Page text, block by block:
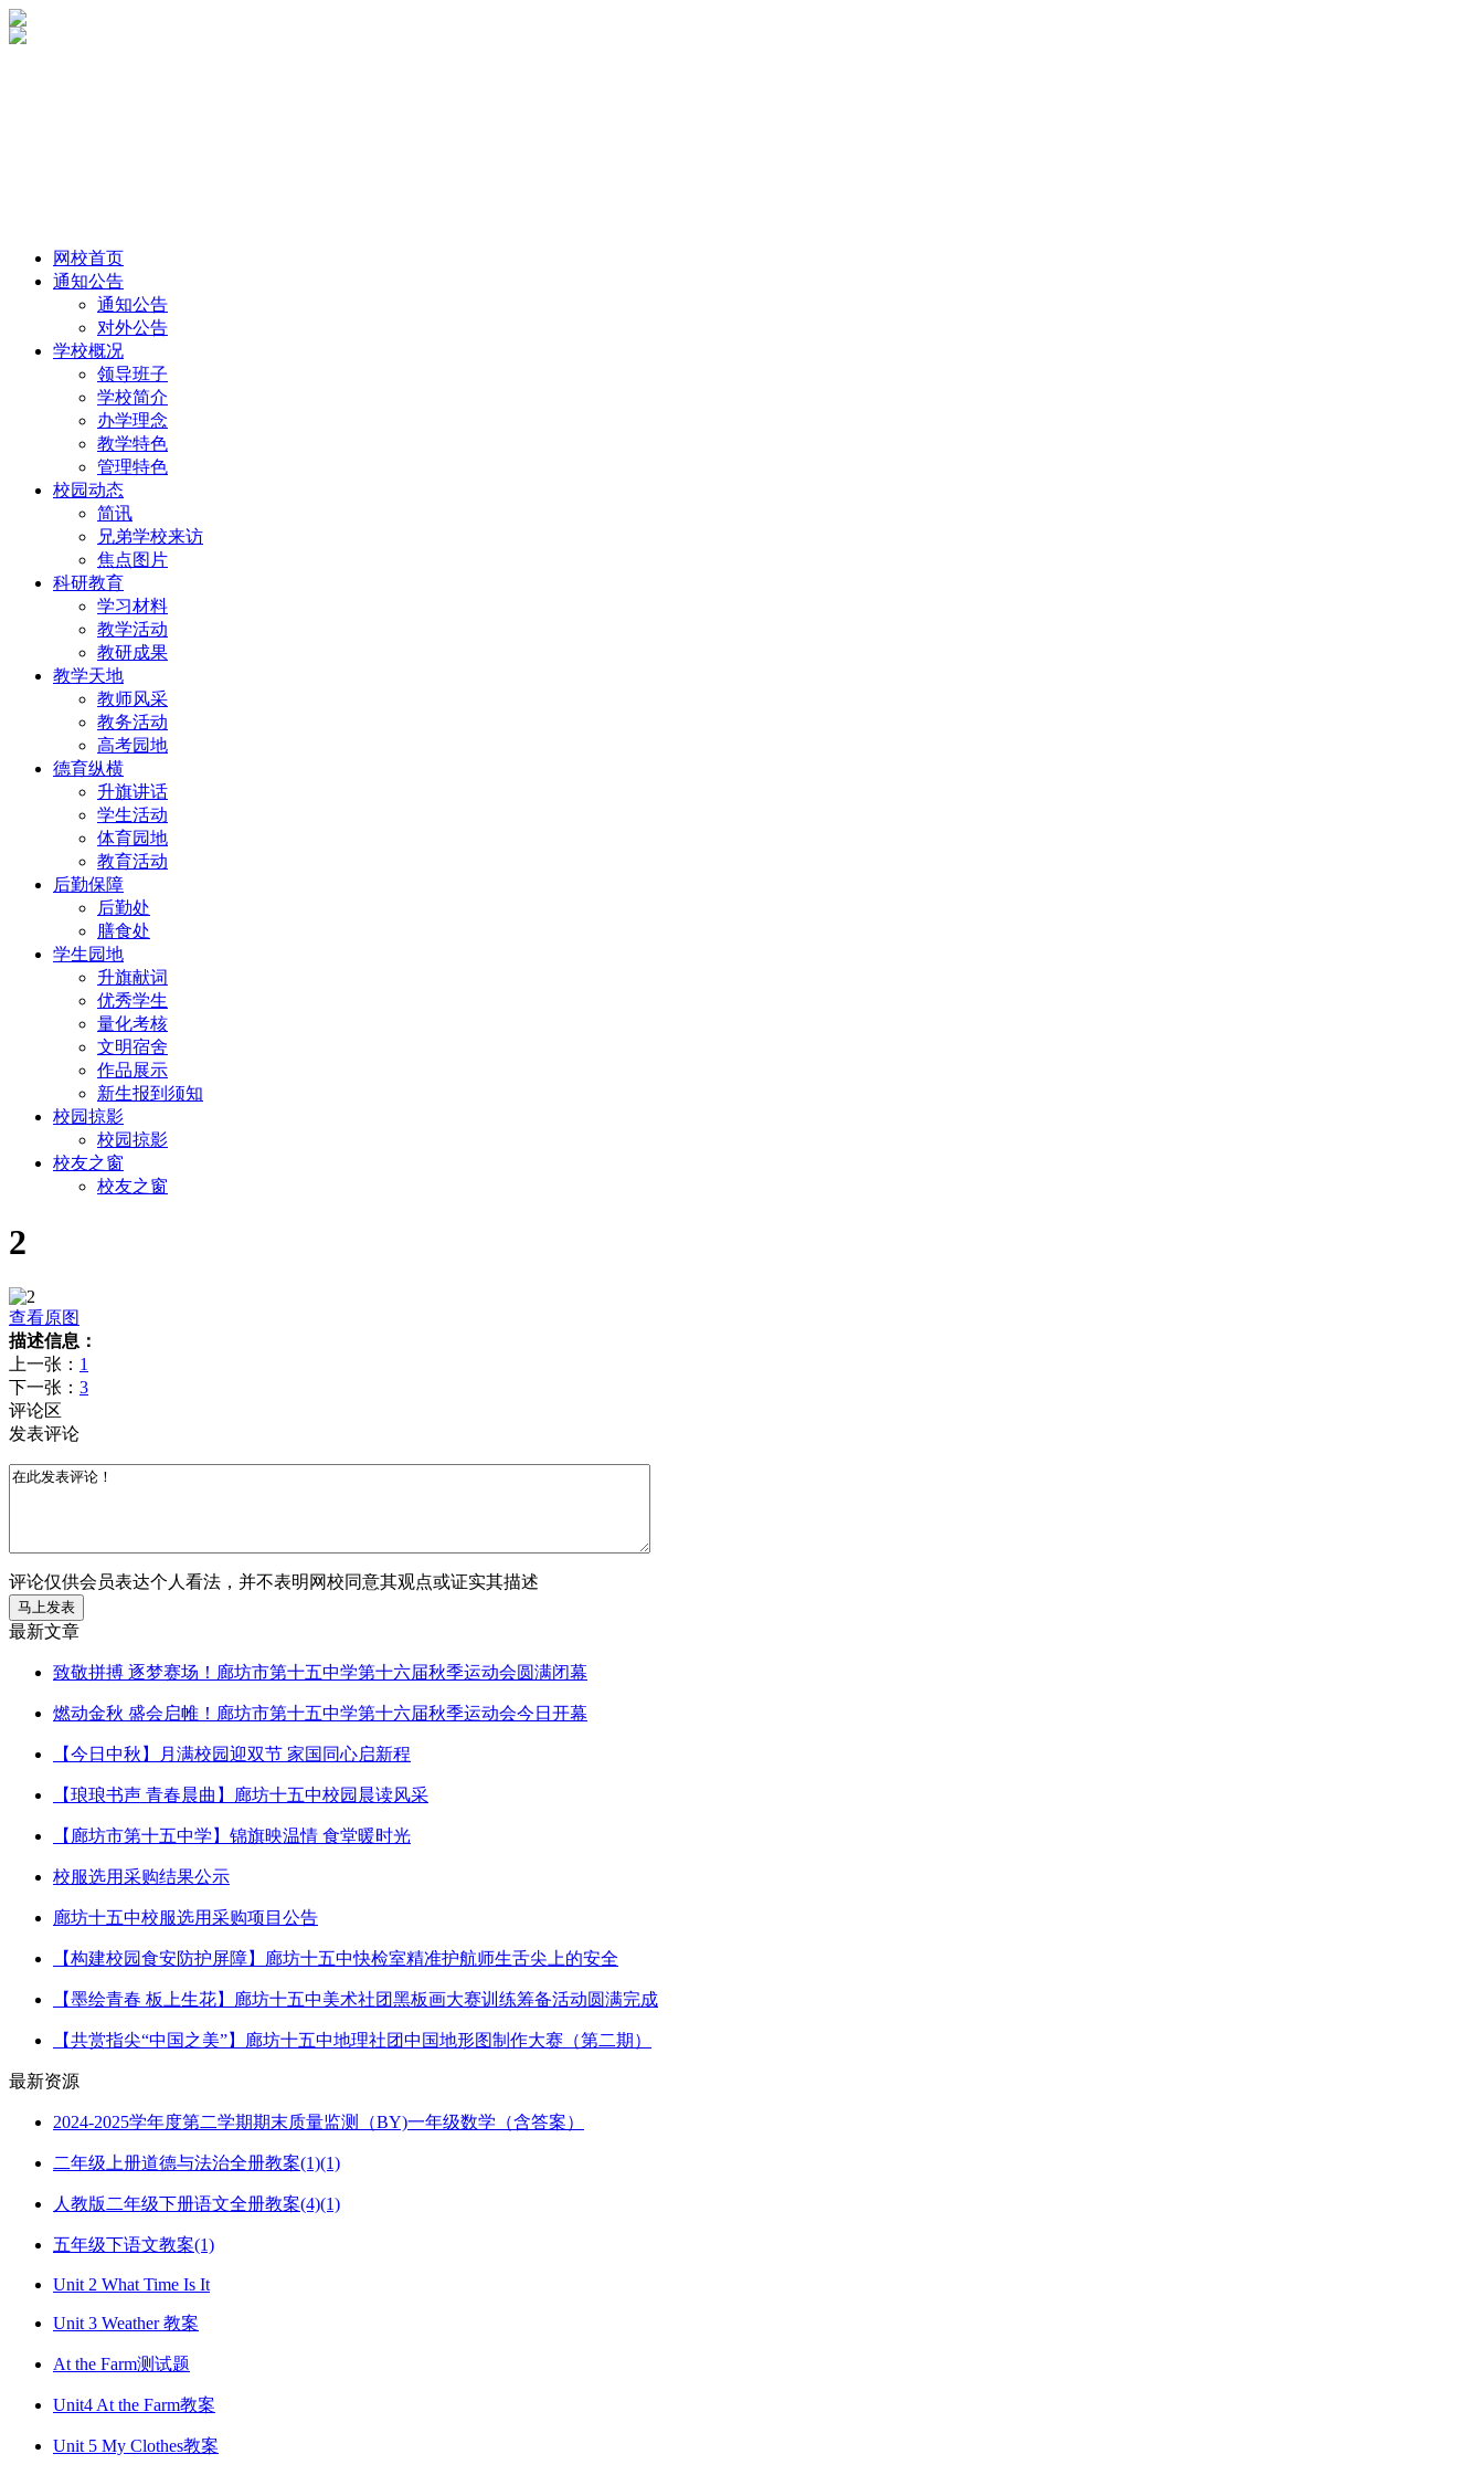
网校首页
通知公告
通知公告
对外公告
学校概况
领导班子
学校简介
办学理念
教学特色
管理特色
校园动态
简讯
兄弟学校来访
焦点图片
科研教育
学习材料
教学活动
教研成果
教学天地
教师风采
教务活动
高考园地
德育纵横
升旗讲话
学生活动
体育园地
教育活动
后勤保障
后勤处
膳食处
学生园地
升旗献词
优秀学生
量化考核
文明宿舍
作品展示
新生报到须知
校园掠影
校园掠影
校友之窗
校友之窗
2
查看原图
描述信息：
上一张： 1
下一张： 3
评论区
发表评论
评论仅供会员表达个人看法，并不表明网校同意其观点或证实其描述
最新文章
致敬拼搏 逐梦赛场！廊坊市第十五中学第十六届秋季运动会圆满闭幕
燃动金秋 盛会启帷！廊坊市第十五中学第十六届秋季运动会今日开幕
【今日中秋】月满校园迎双节 家国同心启新程
【琅琅书声 青春晨曲】廊坊十五中校园晨读风采
【廊坊市第十五中学】锦旗映温情 食堂暖时光
校服选用采购结果公示
廊坊十五中校服选用采购项目公告
【构建校园食安防护屏障】廊坊十五中快检室精准护航师生舌尖上的安全
【墨绘青春 板上生花】廊坊十五中美术社团黑板画大赛训练筹备活动圆满完成
【共赏指尖“中国之美”】廊坊十五中地理社团中国地形图制作大赛（第二期）
最新资源
2024-2025学年度第二学期期末质量监测（BY)一年级数学（含答案）
二年级上册道德与法治全册教案(1)(1)
人教版二年级下册语文全册教案(4)(1)
五年级下语文教案(1)
Unit 2 What Time Is It
Unit 3 Weather 教案
At the Farm测试题
Unit4 At the Farm教案
Unit 5 My Clothes教案